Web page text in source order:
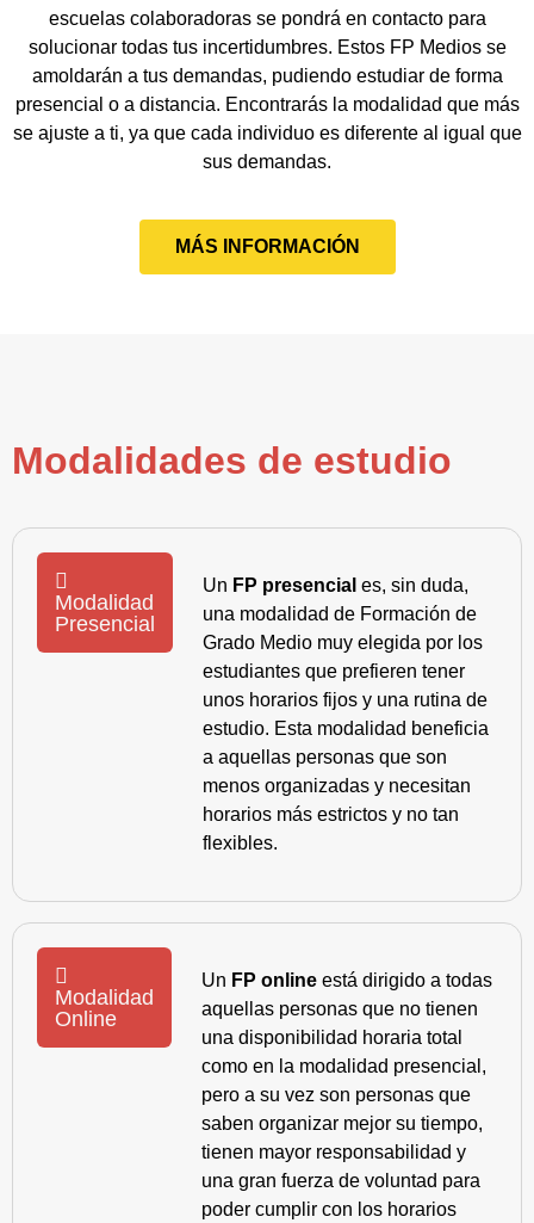
escuelas colaboradoras se pondrá en contacto para
solucionar todas tus incertidumbres. Estos FP Medios se
amoldarán a tus demandas, pudiendo estudiar de forma
presencial o a distancia. Encontrarás la modalidad que más
se ajuste a ti, ya que cada individuo es diferente al igual que
sus demandas.
MÁS INFORMACIÓN
Modalidades de estudio
Modalidad
Presencial
Un FP presencial es, sin duda,
una modalidad de Formación de
Grado Medio muy elegida por los
estudiantes que prefieren tener
unos horarios fijos y una rutina de
estudio. Esta modalidad beneficia
a aquellas personas que son
menos organizadas y necesitan
horarios más estrictos y no tan
flexibles.
Modalidad
Online
Un FP online está dirigido a todas
aquellas personas que no tienen
una disponibilidad horaria total
como en la modalidad presencial,
pero a su vez son personas que
saben organizar mejor su tiempo,
tienen mayor responsabilidad y
una gran fuerza de voluntad para
poder cumplir con los horarios